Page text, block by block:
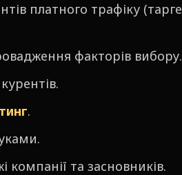
платного трафіку
факторів вибору.
.
компанії та засновників.